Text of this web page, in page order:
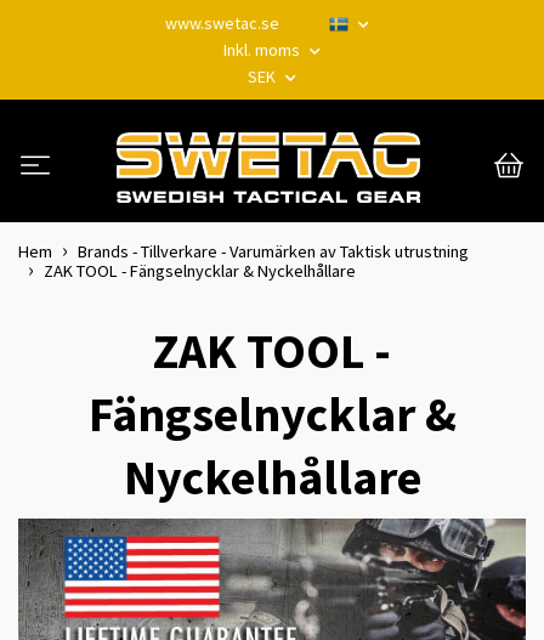
www.swetac.se
Inkl. moms
SEK
Hem
Brands - Tillverkare - Varumärken av Taktisk utrustning
ZAK TOOL - Fängselnycklar & Nyckelhållare
ZAK TOOL -
Fängselnycklar &
Nyckelhållare